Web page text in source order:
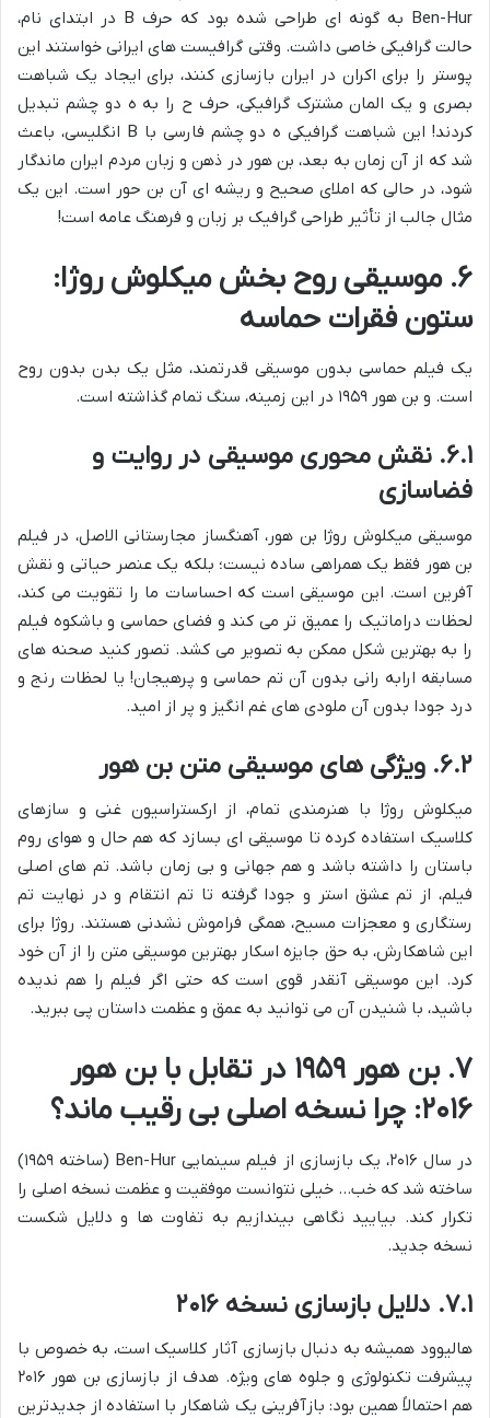
Ben-Hur به گونه ای طراحی شده بود که حرف B در ابتدای نام،
حالت گرافیکی خاصی داشت. وقتی گرافیست های ایرانی خواستند این
پوستر را برای اکران در ایران بازسازی کنند، برای ایجاد یک شباهت
بصری و یک المان مشترک گرافیکی، حرف ح را به ه دو چشم تبدیل
کردند! این شباهت گرافیکی ه دو چشم فارسی با B انگلیسی، باعث
شد که از آن زمان به بعد، بن هور در ذهن و زبان مردم ایران ماندگار
شود، در حالی که املای صحیح و ریشه ای آن بن حور است. این یک
مثال جالب از تأثیر طراحی گرافیک بر زبان و فرهنگ عامه است!
۶. موسیقی روح بخش میکلوش روژا:
ستون فقرات حماسه
یک فیلم حماسی بدون موسیقی قدرتمند، مثل یک بدن بدون روح
است. و بن هور ۱۹۵۹ در این زمینه، سنگ تمام گذاشته است.
۶.۱. نقش محوری موسیقی در روایت و
فضاسازی
موسیقی میکلوش روژا بن هور، آهنگساز مجارستانی الاصل، در فیلم
بن هور فقط یک همراهی ساده نیست؛ بلکه یک عنصر حیاتی و نقش
آفرین است. این موسیقی است که احساسات ما را تقویت می کند،
لحظات دراماتیک را عمیق تر می کند و فضای حماسی و باشکوه فیلم
را به بهترین شکل ممکن به تصویر می کشد. تصور کنید صحنه های
مسابقه ارابه رانی بدون آن تم حماسی و پرهیجان! یا لحظات رنج و
درد جودا بدون آن ملودی های غم انگیز و پر از امید.
۶.۲. ویژگی های موسیقی متن بن هور
میکلوش روژا با هنرمندی تمام، از ارکستراسیون غنی و سازهای
کلاسیک استفاده کرده تا موسیقی ای بسازد که هم حال و هوای روم
باستان را داشته باشد و هم جهانی و بی زمان باشد. تم های اصلی
فیلم، از تم عشق استر و جودا گرفته تا تم انتقام و در نهایت تم
رستگاری و معجزات مسیح، همگی فراموش نشدنی هستند. روژا برای
این شاهکارش، به حق جایزه اسکار بهترین موسیقی متن را از آن خود
کرد. این موسیقی آنقدر قوی است که حتی اگر فیلم را هم ندیده
باشید، با شنیدن آن می توانید به عمق و عظمت داستان پی ببرید.
۷. بن هور ۱۹۵۹ در تقابل با بن هور
۲۰۱۶: چرا نسخه اصلی بی رقیب ماند؟
در سال ۲۰۱۶، یک بازسازی از فیلم سینمایی Ben-Hur (ساخته ۱۹۵۹)
ساخته شد که خب… خیلی نتوانست موفقیت و عظمت نسخه اصلی را
تکرار کند. بیایید نگاهی بیندازیم به تفاوت ها و دلایل شکست
نسخه جدید.
۷.۱. دلایل بازسازی نسخه ۲۰۱۶
هالیوود همیشه به دنبال بازسازی آثار کلاسیک است، به خصوص با
پیشرفت تکنولوژی و جلوه های ویژه. هدف از بازسازی بن هور ۲۰۱۶
هم احتمالاً همین بود: بازآفرینی یک شاهکار با استفاده از جدیدترین